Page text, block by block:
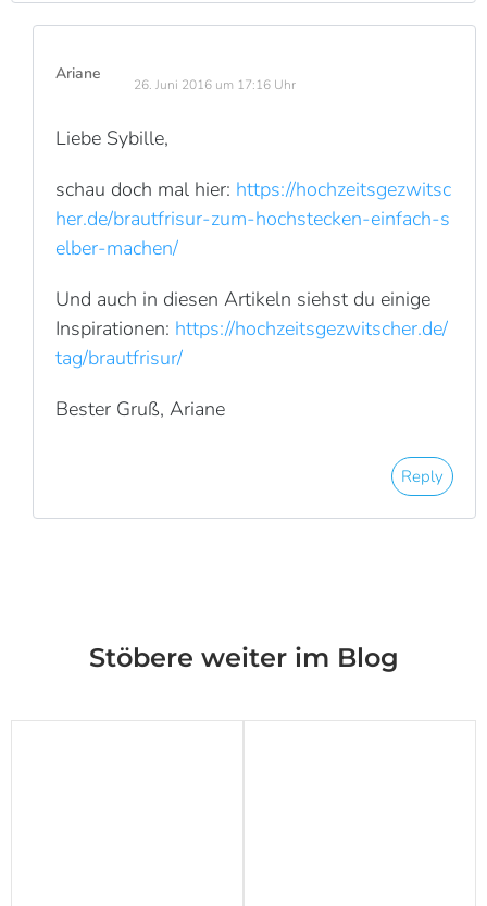
Ariane
26. Juni 2016 um 17:16 Uhr
Liebe Sybille,
schau doch mal hier: https://hochzeitsgezwitsc
her.de/brautfrisur-zum-hochstecken-einfach-s
elber-machen/
Und auch in diesen Artikeln siehst du einige
Inspirationen: https://hochzeitsgezwitscher.de/
tag/brautfrisur/
Bester Gruß, Ariane
Reply
Stöbere weiter im Blog